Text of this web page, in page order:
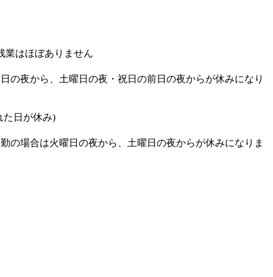
業はほぼありません
夜から、土曜日の夜・祝日の前日の夜からが休みになり
日が休み)
の場合は火曜日の夜から、土曜日の夜からが休みになりま